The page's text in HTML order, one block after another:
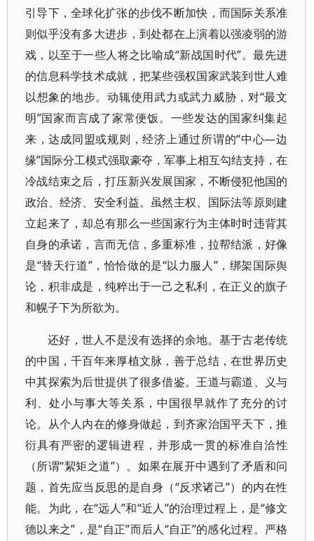
引导下，全球化扩张的步伐不断加快，而国际关系准
则似乎没有多大进步，到处都在上演着以强凌弱的游
戏，以至于一些人将之比喻成“新战国时代”。最先进
的信息科学技术成就，把某些强权国家武装到世人难
以想象的地步。动辄使用武力或武力威胁，对“最文
明”国家而言成了家常便饭。一些发达的国家纠集起
来，达成同盟或规则，经济上通过所谓的“中心—边
缘”国际分工模式强取豪夺，军事上相互勾结支持，在
冷战结束之后，打压新兴发展国家，不断侵犯他国的
政治、经济、安全利益。虽然主权、国际法等原则建
立起来了，却总有那么一些国家行为主体时时违背其
自身的承诺，言而无信，多重标准，拉帮结派，好像
是“替天行道”，恰恰做的是“以力服人”，绑架国际舆
论，积非成是，纯粹出于一己之私利，在正义的旗子
和幌子下为所欲为。
还好，世人不是没有选择的余地。基于古老传统
的中国，千百年来厚植文脉，善于总结，在世界历史
中其探索为后世提供了很多借鉴。王道与霸道、义与
利、处小与事大等关系，中国很早就作了充分的讨
论。从个人内在的修身做起，到齐家治国平天下，推
衍具有严密的逻辑进程，并形成一贯的标准自洽性
（所谓“絜矩之道”）。如果在展开中遇到了矛盾和问
题，首先应当反思的是自身（“反求诸己”）的内在性
能。为此，在“远人”和“近人”的治理过程上，是“修文
德以来之”，是“自正”而后人“自正”的感化过程。严格